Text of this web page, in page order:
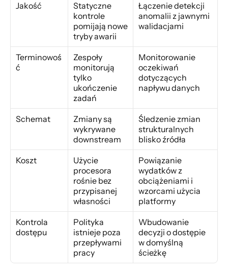
Jakość
Statyczne
kontrole
pomijają nowe
tryby awarii
Łączenie detekcji
anomalii z jawnymi
walidacjami
Terminowoś
ć
Zespoły
monitorują
tylko
ukończenie
zadań
Monitorowanie
oczekiwań
dotyczących
napływu danych
Schemat
Zmiany są
wykrywane
downstream
Śledzenie zmian
strukturalnych
blisko źródła
Koszt
Użycie
procesora
rośnie bez
przypisanej
własności
Powiązanie
wydatków z
obciążeniami i
wzorcami użycia
platformy
Kontrola
dostępu
Polityka
istnieje poza
przepływami
pracy
Wbudowanie
decyzji o dostępie
w domyślną
ścieżkę